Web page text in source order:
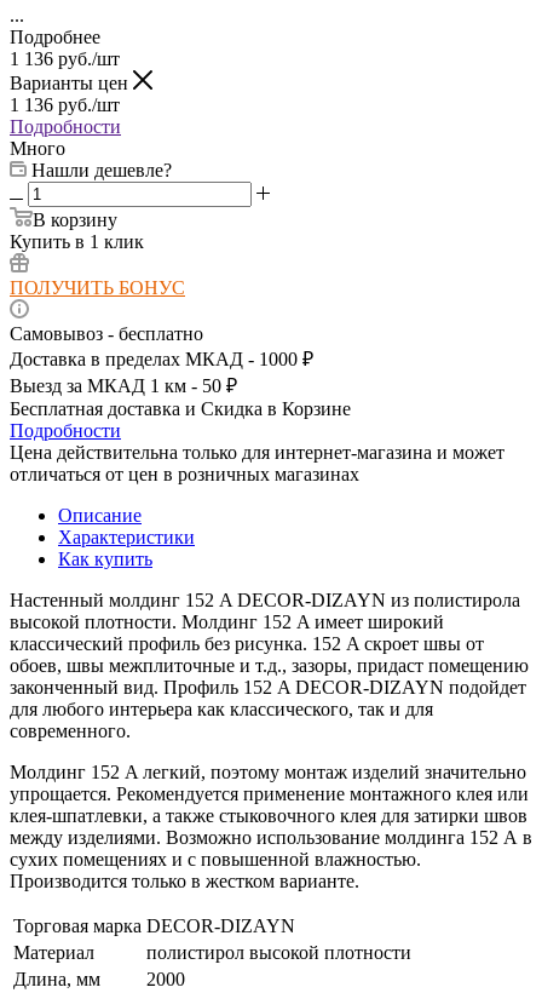
...
Подробнее
1 136 руб./шт
Варианты цен
1 136 руб./шт
Подробности
Много
Нашли дешевле?
В корзину
Купить в 1 клик
ПОЛУЧИТЬ БОНУС
Самовывоз - бесплатно
Доставка в пределах МКАД - 1000 ₽
Выезд за МКАД 1 км - 50 ₽
Бесплатная доставка и Скидка в Корзине
Подробности
Цена действительна только для интернет-магазина и может
отличаться от цен в розничных магазинах
Описание
Характеристики
Как купить
Настенный молдинг 152 A DECOR-DIZAYN из полистирола
высокой плотности. Молдинг 152 A имеет широкий
классический профиль без рисунка. 152 A скроет швы от
обоев, швы межплиточные и т.д., зазоры, придаст помещению
законченный вид. Профиль 152 A DECOR-DIZAYN подойдет
для любого интерьера как классического, так и для
современного.
Молдинг 152 A легкий, поэтому монтаж изделий значительно
упрощается. Рекомендуется применение монтажного клея или
клея-шпатлевки, а также стыковочного клея для затирки швов
между изделиями. Возможно использование молдинга 152 A в
сухих помещениях и с повышенной влажностью.
Производится только в жестком варианте.
Торговая марка DECOR-DIZAYN
Материал
полистирол высокой плотности
Длина, мм
2000